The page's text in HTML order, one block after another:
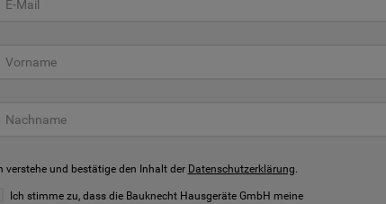
verstehe und bestätige den Inhalt der Datenschutzerklärung.
Ich stimme zu, dass die Bauknecht Hausgeräte GmbH meine